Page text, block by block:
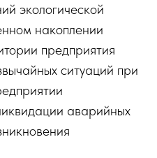
экологической
накоплении
предприятия
ситуаций при
аварийных